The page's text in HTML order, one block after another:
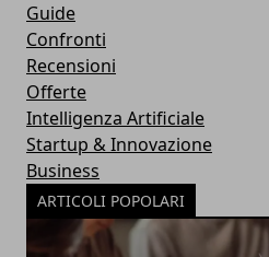
Guide
Confronti
Recensioni
Offerte
Intelligenza Artificiale
Startup & Innovazione
Business
ARTICOLI POPOLARI